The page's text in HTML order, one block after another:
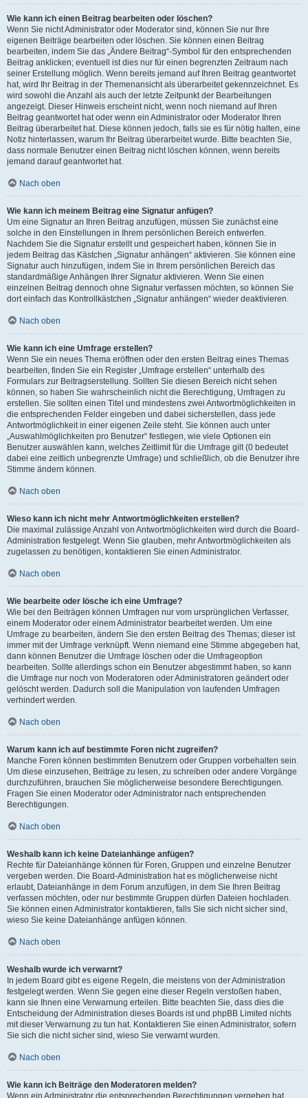
Wie kann ich einen Beitrag bearbeiten oder löschen?
Wenn Sie nicht Administrator oder Moderator sind, können Sie nur Ihre
eigenen Beiträge bearbeiten oder löschen. Sie können einen Beitrag
bearbeiten, indem Sie das „Ändere Beitrag“-Symbol für den entsprechenden
Beitrag anklicken; eventuell ist dies nur für einen begrenzten Zeitraum nach
seiner Erstellung möglich. Wenn bereits jemand auf Ihren Beitrag geantwortet
hat, wird Ihr Beitrag in der Themenansicht als überarbeitet gekennzeichnet. Es
wird sowohl die Anzahl als auch der letzte Zeitpunkt der Bearbeitungen
angezeigt. Dieser Hinweis erscheint nicht, wenn noch niemand auf Ihren
Beitrag geantwortet hat oder wenn ein Administrator oder Moderator Ihren
Beitrag überarbeitet hat. Diese können jedoch, falls sie es für nötig halten, eine
Notiz hinterlassen, warum Ihr Beitrag überarbeitet wurde. Bitte beachten Sie,
dass normale Benutzer einen Beitrag nicht löschen können, wenn bereits
jemand darauf geantwortet hat.
Nach oben
Wie kann ich meinem Beitrag eine Signatur anfügen?
Um eine Signatur an Ihren Beitrag anzufügen, müssen Sie zunächst eine
solche in den Einstellungen in Ihrem persönlichen Bereich entwerfen.
Nachdem Sie die Signatur erstellt und gespeichert haben, können Sie in
jedem Beitrag das Kästchen „Signatur anhängen“ aktivieren. Sie können eine
Signatur auch hinzufügen, indem Sie in Ihrem persönlichen Bereich das
standardmäßige Anhängen Ihrer Signatur aktivieren. Wenn Sie einen
einzelnen Beitrag dennoch ohne Signatur verfassen möchten, so können Sie
dort einfach das Kontrollkästchen „Signatur anhängen“ wieder deaktivieren.
Nach oben
Wie kann ich eine Umfrage erstellen?
Wenn Sie ein neues Thema eröffnen oder den ersten Beitrag eines Themas
bearbeiten, finden Sie ein Register „Umfrage erstellen“ unterhalb des
Formulars zur Beitragserstellung. Sollten Sie diesen Bereich nicht sehen
können, so haben Sie wahrscheinlich nicht die Berechtigung, Umfragen zu
erstellen. Sie sollten einen Titel und mindestens zwei Antwortmöglichkeiten in
die entsprechenden Felder eingeben und dabei sicherstellen, dass jede
Antwortmöglichkeit in einer eigenen Zeile steht. Sie können auch unter
„Auswahlmöglichkeiten pro Benutzer“ festlegen, wie viele Optionen ein
Benutzer auswählen kann, welches Zeitlimit für die Umfrage gilt (0 bedeutet
dabei eine zeitlich unbegrenzte Umfrage) und schließlich, ob die Benutzer ihre
Stimme ändern können.
Nach oben
Wieso kann ich nicht mehr Antwortmöglichkeiten erstellen?
Die maximal zulässige Anzahl von Antwortmöglichkeiten wird durch die Board-
Administration festgelegt. Wenn Sie glauben, mehr Antwortmöglichkeiten als
zugelassen zu benötigen, kontaktieren Sie einen Administrator.
Nach oben
Wie bearbeite oder lösche ich eine Umfrage?
Wie bei den Beiträgen können Umfragen nur vom ursprünglichen Verfasser,
einem Moderator oder einem Administrator bearbeitet werden. Um eine
Umfrage zu bearbeiten, ändern Sie den ersten Beitrag des Themas; dieser ist
immer mit der Umfrage verknüpft. Wenn niemand eine Stimme abgegeben hat,
dann können Benutzer die Umfrage löschen oder die Umfrageoption
bearbeiten. Sollte allerdings schon ein Benutzer abgestimmt haben, so kann
die Umfrage nur noch von Moderatoren oder Administratoren geändert oder
gelöscht werden. Dadurch soll die Manipulation von laufenden Umfragen
verhindert werden.
Nach oben
Warum kann ich auf bestimmte Foren nicht zugreifen?
Manche Foren können bestimmten Benutzern oder Gruppen vorbehalten sein.
Um diese einzusehen, Beiträge zu lesen, zu schreiben oder andere Vorgänge
durchzuführen, brauchen Sie möglicherweise besondere Berechtigungen.
Fragen Sie einen Moderator oder Administrator nach entsprechenden
Berechtigungen.
Nach oben
Weshalb kann ich keine Dateianhänge anfügen?
Rechte für Dateianhänge können für Foren, Gruppen und einzelne Benutzer
vergeben werden. Die Board-Administration hat es möglicherweise nicht
erlaubt, Dateianhänge in dem Forum anzufügen, in dem Sie Ihren Beitrag
verfassen möchten, oder nur bestimmte Gruppen dürfen Dateien hochladen.
Sie können einen Administrator kontaktieren, falls Sie sich nicht sicher sind,
wieso Sie keine Dateianhänge anfügen können.
Nach oben
Weshalb wurde ich verwarnt?
In jedem Board gibt es eigene Regeln, die meistens von der Administration
festgelegt werden. Wenn Sie gegen eine dieser Regeln verstoßen haben,
kann sie Ihnen eine Verwarnung erteilen. Bitte beachten Sie, dass dies die
Entscheidung der Administration dieses Boards ist und phpBB Limited nichts
mit dieser Verwarnung zu tun hat. Kontaktieren Sie einen Administrator, sofern
Sie sich die nicht sicher sind, wieso Sie verwarnt wurden.
Nach oben
Wie kann ich Beiträge den Moderatoren melden?
Wenn ein Administrator die entsprechenden Berechtigungen vergeben hat,